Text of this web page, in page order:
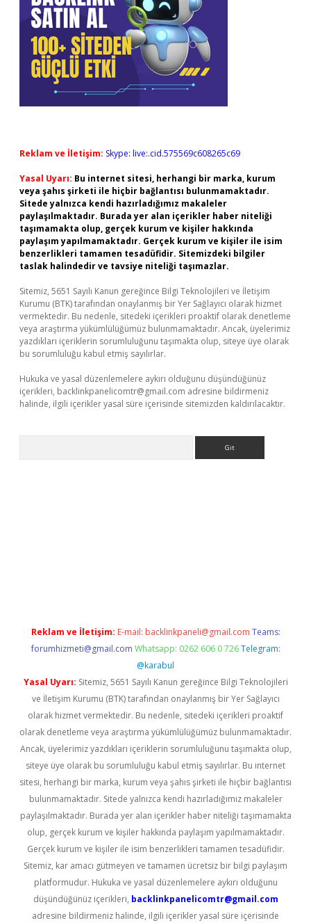
Reklam ve İletişim: Skype: live:.cid.575569c608265c69
Yasal Uyarı: Bu internet sitesi, herhangi bir marka, kurum
veya şahıs şirketi ile hiçbir bağlantısı bulunmamaktadır.
Sitede yalnızca kendi hazırladığımız makaleler
paylaşılmaktadır. Burada yer alan içerikler haber niteliği
taşımamakta olup, gerçek kurum ve kişiler hakkında
paylaşım yapılmamaktadır. Gerçek kurum ve kişiler ile isim
benzerlikleri tamamen tesadüfidir. Sitemizdeki bilgiler
taslak halindedir ve tavsiye niteliği taşımazlar.
Sitemiz, 5651 Sayılı Kanun gereğince Bilgi Teknolojileri ve İletişim
Kurumu (BTK) tarafından onaylanmış bir Yer Sağlayıcı olarak hizmet
vermektedir. Bu nedenle, sitedeki içerikleri proaktif olarak denetleme
veya araştırma yükümlülüğümüz bulunmamaktadır. Ancak, üyelerimiz
yazdıkları içeriklerin sorumluluğunu taşımakta olup, siteye üye olarak
bu sorumluluğu kabul etmiş sayılırlar.
Hukuka ve yasal düzenlemelere aykırı olduğunu düşündüğünüz
içerikleri, backlinkpanelicomtr@gmail.com adresine bildirmeniz
halinde, ilgili içerikler yasal süre içerisinde sitemizden kaldırılacaktır.
Reklam ve İletişim: E-mail: backlinkpaneli@gmail.com Teams:
forumhizmeti@gmail.com Whatsapp: 0262 606 0 726 Telegram:
@karabul
Yasal Uyarı: Sitemiz, 5651 Sayılı Kanun gereğince Bilgi Teknolojileri
ve İletişim Kurumu (BTK) tarafından onaylanmış bir Yer Sağlayıcı
olarak hizmet vermektedir. Bu nedenle, sitedeki içerikleri proaktif
olarak denetleme veya araştırma yükümlülüğümüz bulunmamaktadır.
Ancak, üyelerimiz yazdıkları içeriklerin sorumluluğunu taşımakta olup,
siteye üye olarak bu sorumluluğu kabul etmiş sayılırlar. Bu internet
sitesi, herhangi bir marka, kurum veya şahıs şirketi ile hiçbir bağlantısı
bulunmamaktadır. Sitede yalnızca kendi hazırladığımız makaleler
paylaşılmaktadır. Burada yer alan içerikler haber niteliği taşımamakta
olup, gerçek kurum ve kişiler hakkında paylaşım yapılmamaktadır.
Gerçek kurum ve kişiler ile isim benzerlikleri tamamen tesadüfidir.
Sitemiz, kar amacı gütmeyen ve tamamen ücretsiz bir bilgi paylaşım
platformudur. Hukuka ve yasal düzenlemelere aykırı olduğunu
düşündüğünüz içerikleri, backlinkpanelicomtr@gmail.com
adresine bildirmeniz halinde, ilgili içerikler yasal süre içerisinde